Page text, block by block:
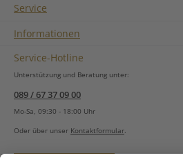
Service
Informationen
Service-Hotline
Unterstützung und Beratung unter:
089 / 67 37 09 00
Mo-Sa, 09:30 - 18:00 Uhr
Oder über unser Kontaktformular